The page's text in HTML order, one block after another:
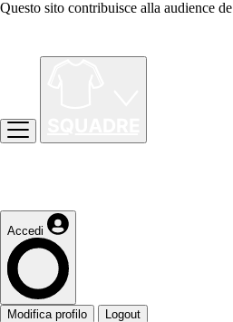
Questo sito contribuisce alla audience de
Accedi
Modifica profilo Logout